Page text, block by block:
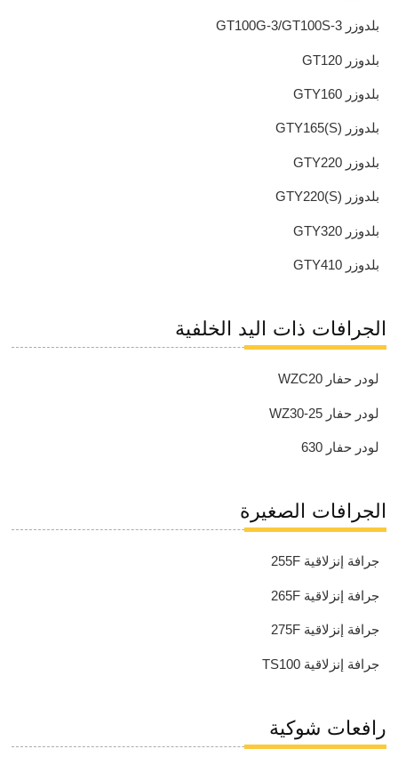
بلدوزر GT100G-3/GT100S-3
بلدوزر GT120
بلدوزر GTY160
بلدوزر GTY165(S)
بلدوزر GTY220
بلدوزر GTY220(S)
بلدوزر GTY320
بلدوزر GTY410
الجرافات ذات اليد الخلفية
لودر حفار WZC20
لودر حفار WZ30-25
لودر حفار 630
الجرافات الصغيرة
جرافة إنزلاقية 255F
جرافة إنزلاقية 265F
جرافة إنزلاقية 275F
جرافة إنزلاقية TS100
رافعات شوكية